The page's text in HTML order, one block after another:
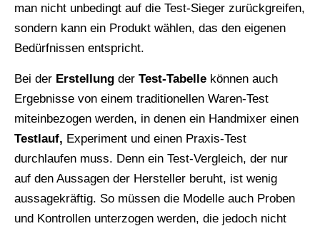
man nicht unbedingt auf die Test-Sieger zurückgreifen,
sondern kann ein Produkt wählen, das den eigenen
Bedürfnissen entspricht.
Bei der Erstellung der Test-Tabelle können auch
Ergebnisse von einem traditionellen Waren-Test
miteinbezogen werden, in denen ein Handmixer einen
Testlauf, Experiment und einen Praxis-Test
durchlaufen muss. Denn ein Test-Vergleich, der nur
auf den Aussagen der Hersteller beruht, ist wenig
aussagekräftig. So müssen die Modelle auch Proben
und Kontrollen unterzogen werden, die jedoch nicht